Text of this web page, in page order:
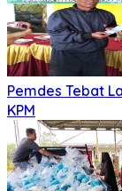
Pemdes Tebat
KPM